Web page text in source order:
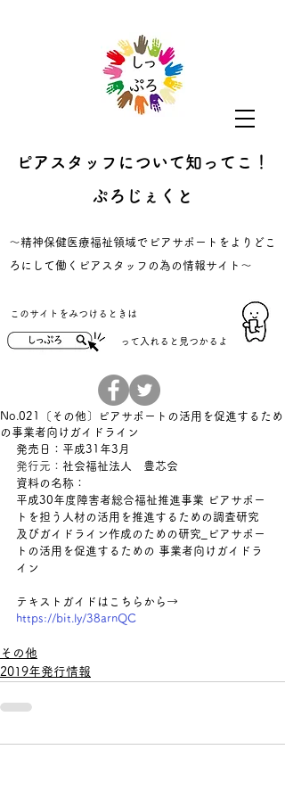
ピアスタッフについて知ってこ！
ぷろじぇくと
​～精神保健医療福祉領域でピアサポートをよりどこ
ろにして働くピアスタッフの為の情報サイト～
​このサイトをみつけるときは
​って入れると見つかるよ
No.021〔その他〕ピアサポートの活用を促進するため
の事業者向けガイドライン
発売日：平成31年3月
発行元： 社会福祉法人　豊芯会
資料の名称：
平成30年度障害者総合福祉推進事業 ピアサポー
トを担う人材の活用を推進するための調査研究
及びガイドライン作成のための研究_ピアサポー
トの活用を促進するための 事業者向けガイドラ
イン
テキストガイドはこちらから→
https://bit.ly/38arnQC
その他
2019年発行情報